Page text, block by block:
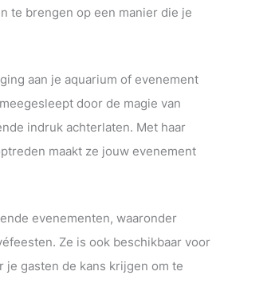
te brengen op een manier die je
aan je aquarium of evenement
door de magie van
indruk achterlaten. Met haar
maakt ze jouw evenement
evenementen, waaronder
Ze is ook beschikbaar voor
gasten de kans krijgen om te